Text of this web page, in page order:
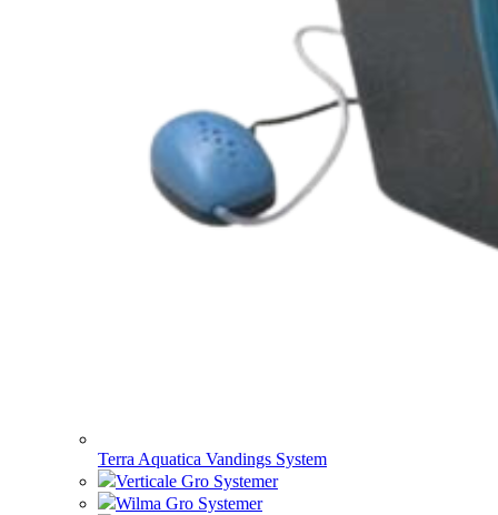
Terra Aquatica Vandings System
Verticale Gro Systemer
Wilma Gro Systemer